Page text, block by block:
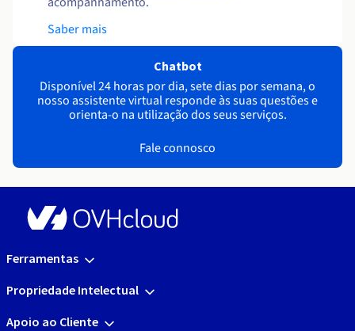
Saber mais
Chatbot
Disponível 24 horas por dia, sete dias por semana, o
nosso assistente virtual responde às suas questões e
orienta-o na utilização dos seus serviços.
Fale connosco
Ferramentas
Propriedade Intelectual
Apoio ao Cliente